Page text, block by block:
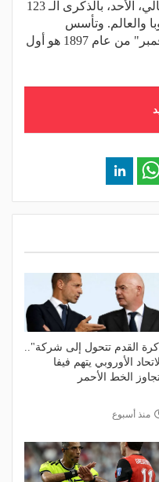
يحتفل عشاق نادي يوفنتوس الإيطالي، الأحد، بالذكرى الـ 123
والعالم. وتأسس
يوفنتوس في مثل هذا اليوم "1 نوفمبر" من عام 1897 هو أول
القدم تتحول إلى شركة"..
الاتحاد الأوروبي يتهم فيفا
الخط الأحمر
منذ أسبوع